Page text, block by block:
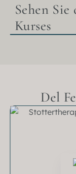
Sehen
Kurses
Del